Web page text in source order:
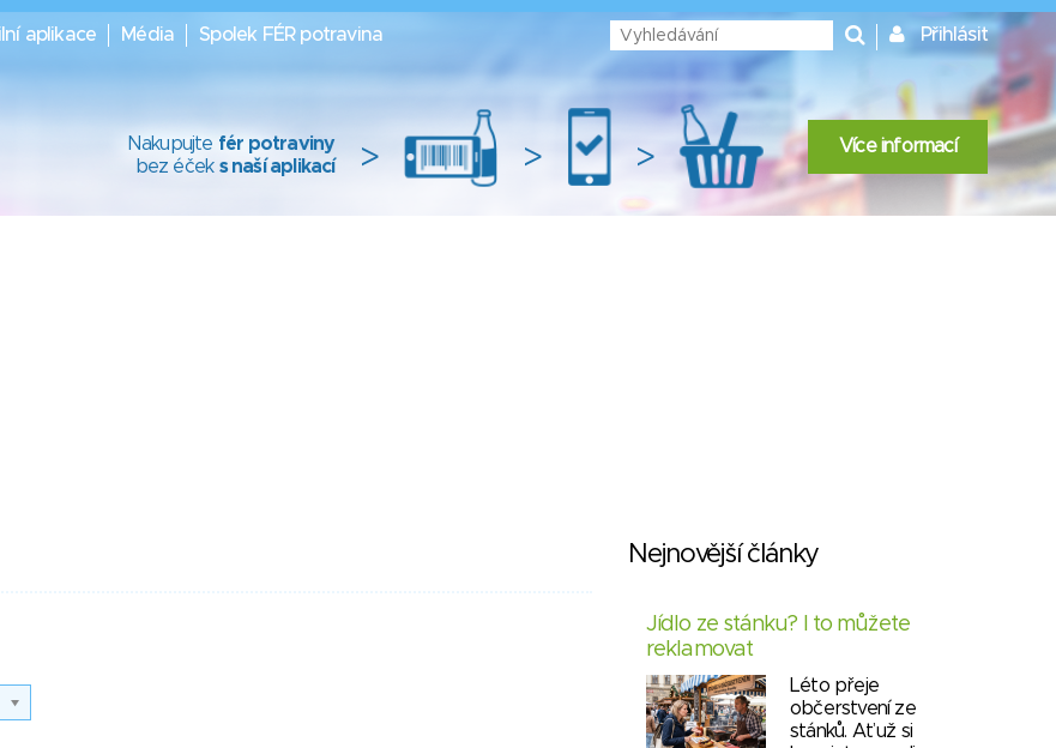
aplikace Média Spolek FÉR potravina Přihlásit
Nakupujte fér potraviny
bez éček s naší aplikací > > > Více informací
Nejnovější články
Jídlo ze stánku? I to můžete
reklamovat
Léto přeje
občerstvení ze
stánků. Ať už si